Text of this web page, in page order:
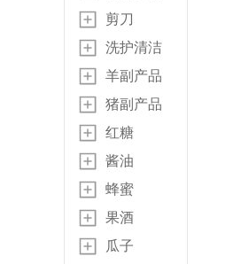
剪刀
洗护清洁
羊副产品
猪副产品
红糖
酱油
蜂蜜
果酒
瓜子